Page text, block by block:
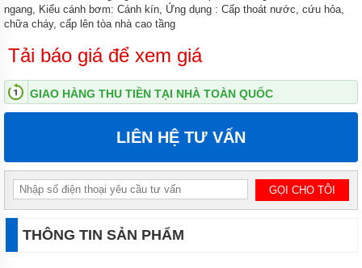
MÁY
BƠM
NƯỚC
APP
MÁY
BƠM
NƯỚC
MÁY
BƠM
NƯỚC
THẢI
SEALAND
ngang, Kiểu cánh bơm: Cánh kín, Ứng dụng : Cấp thoát nước, cứu hỏa,
chữa cháy, cấp lên tòa nhà cao tầng
Tải báo giá để xem giá
GIAO HÀNG THU TIỀN TẠI NHÀ TOÀN QUỐC
LIÊN HỆ TƯ VẤN
THÔNG TIN SẢN PHẨM